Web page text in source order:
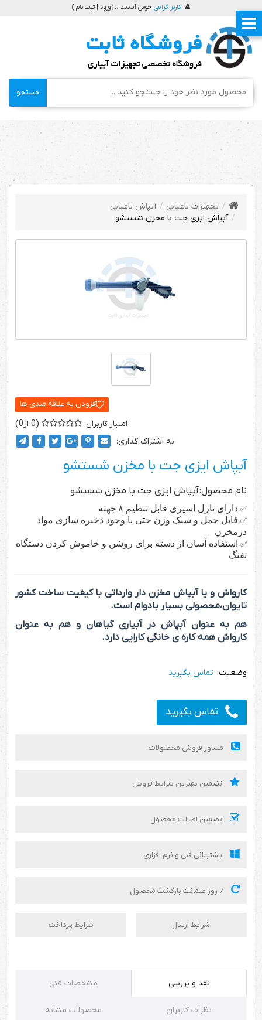
کاربر گرامی خوش آمدید ... (ورود | ثبت نام )
جستجو
تجهیزات باغبانی
آبپاش باغبانی
آبپاش ایزی جت با مخزن شستشو
0
0
به اشتراک گذاری:
آبپاش ایزی جت با مخزن شستشو
نام محصول: آبپاش ایزی جت با مخزن شستشو
✅ دارای نازل اسپری قابل تنظیم ۸ جهته
✅ قابل حمل و سبک وزن حتی با وجود ذخیره سازی مواد
درمخزن
✅
استفاده آسان از دسته برای روشن و خاموش کردن دستگاه
تفنگ
کارواش و یا آبپاش مخزن دار وارداتی با کیفیت ساخت کشور
تایوان،محصولی بسیار بادوام است.
هم به عنوان آبپاش در آبیاری گیاهان و هم به عنوان
کارواش همه کاره ی خانگی کارایی دارد.
تماس بگیرید
تماس بگیرید
مشاور فروش محصولات
تضمین بهترین شرایط فروش
تضمین اصالت محصول
پشتیبانی فنی و نرم افزاری
شرایط ارسال شرایط پرداخت
نقد و بررسی مشخصات فنی
نظرات کاربران محصولات مشابه